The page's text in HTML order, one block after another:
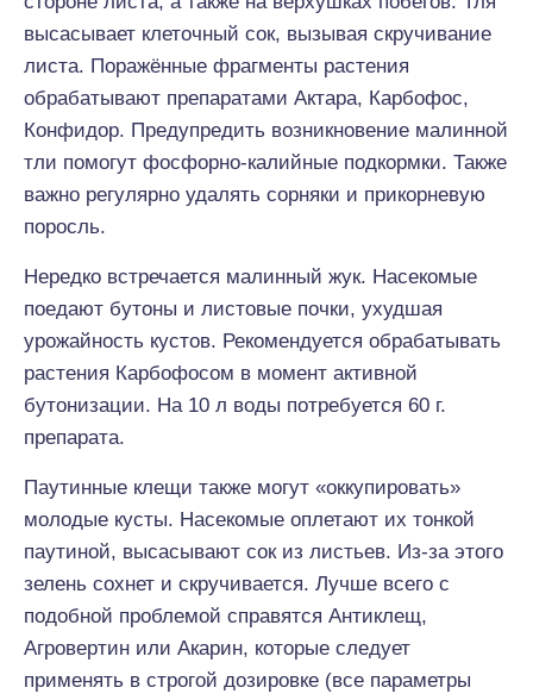
высасывает клеточный сок, вызывая скручивание
листа. Поражённые фрагменты растения
обрабатывают препаратами Актара, Карбофос,
Конфидор. Предупредить возникновение малинной
тли помогут фосфорно-калийные подкормки. Также
важно регулярно удалять сорняки и прикорневую
поросль.
Нередко встречается малинный жук. Насекомые
поедают бутоны и листовые почки, ухудшая
урожайность кустов. Рекомендуется обрабатывать
растения Карбофосом в момент активной
бутонизации. На 10 л воды потребуется 60 г.
препарата.
Паутинные клещи также могут «оккупировать»
молодые кусты. Насекомые оплетают их тонкой
паутиной, высасывают сок из листьев. Из-за этого
зелень сохнет и скручивается. Лучше всего с
подобной проблемой справятся Антиклещ,
Агровертин или Акарин, которые следует
применять в строгой дозировке (все параметры